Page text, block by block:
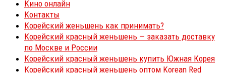
Кино онлайн
Контакты
Корейский женьшень как принимать?
Корейский красный женьшень — заказать доставку
по Москве и России
Корейский красный женьшень купить Южная Корея
Корейский красный женьшень оптом Korean Red